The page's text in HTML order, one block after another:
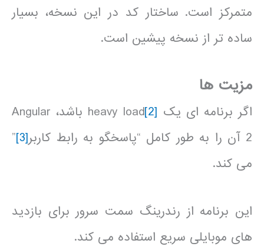
متمرکز است. ساختار کد در این نسخه، بسیار
ساده تر از نسخه پیشین است.
مزیت ها
اگر برنامه ای یک heavy load [2]
باشد، Angular
2 آن را به طور کامل “پاسخگو به رابط کاربر
[3]
”
می کند.
این برنامه از رندرینگ سمت سرور برای بازدید
های موبایلی سریع استفاده می کند.